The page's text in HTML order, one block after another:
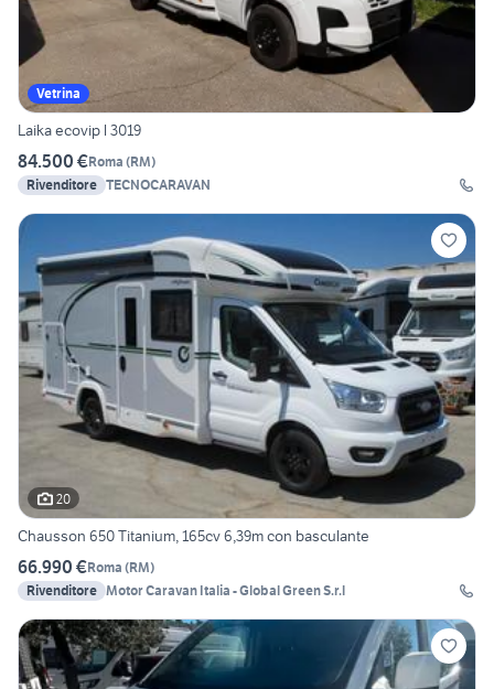
Vetrina
Laika ecovip l 3019
84.500 €Roma (RM)
Rivenditore TECNOCARAVAN
20
Chausson 650 Titanium, 165cv 6,39m con basculante
66.990 €Roma (RM)
Rivenditore Motor Caravan Italia - Global Green S.r.l